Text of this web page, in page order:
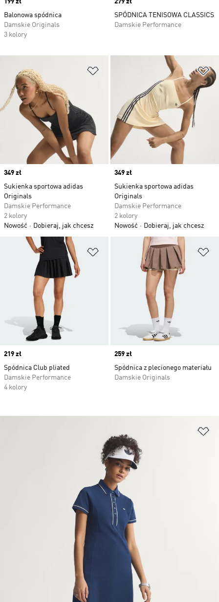
Price
199 zł
Balonowa spódnica
Damskie Originals
3 kolory
Price
279 zł
SPÓDNICA TENISOWA CLASSICS
Damskie Performance
Dodaj do listy życzeń
Price
349 zł
Sukienka sportowa adidas
Originals
Damskie Performance
2 kolory
Nowość
Dobieraj, jak chcesz
Price
349 zł
Sukienka sportowa adidas
Originals
Damskie Performance
2 kolory
Nowość
Dobieraj, jak chcesz
Dodaj do listy życzeń
Price
219 zł
Spódnica Club pliated
Damskie Performance
4 kolory
Price
259 zł
Spódnica z plecionego materiału
Damskie Originals